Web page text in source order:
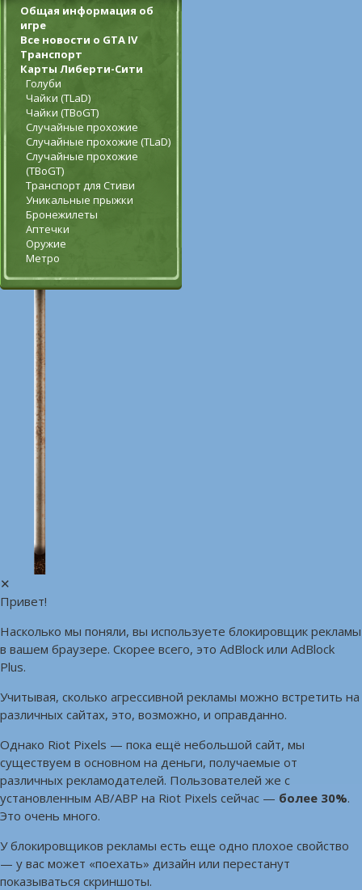
Общая информация об
игре
Все новости о GTA IV
Транспорт
Карты Либерти-Сити
Голуби
Чайки (TLaD)
Чайки (TBoGT)
Случайные прохожие
Случайные прохожие (TLaD)
Случайные прохожие
(TBoGT)
Транспорт для Стиви
Уникальные прыжки
Бронежилеты
Аптечки
Оружие
Метро
✕
Привет!
Насколько мы поняли, вы используете блокировщик рекламы
в вашем браузере. Скорее всего, это AdBlock или AdBlock
Plus.
Учитывая, сколько агрессивной рекламы можно встретить на
различных сайтах, это, возможно, и оправданно.
Однако Riot Pixels — пока ещё небольшой сайт, мы
существуем в основном на деньги, получаемые от
различных рекламодателей. Пользователей же с
установленным AB/ABP на Riot Pixels сейчас — более 30%.
Это очень много.
У блокировщиков рекламы есть еще одно плохое свойство
— у вас может «поехать» дизайн или перестанут
показываться скриншоты.